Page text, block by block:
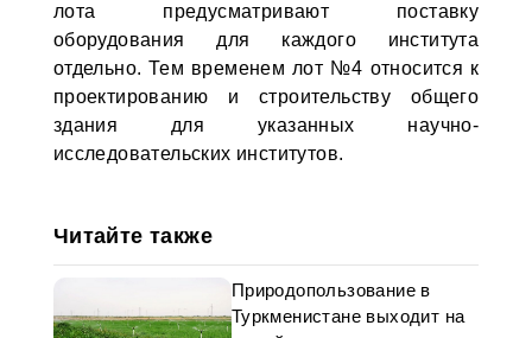
лота предусматривают поставку
оборудования для каждого института
отдельно. Тем временем лот №4 относится к
проектированию и строительству общего
здания для указанных научно-
исследовательских институтов.
Читайте также
Природопользование в
Туркменистане выходит на